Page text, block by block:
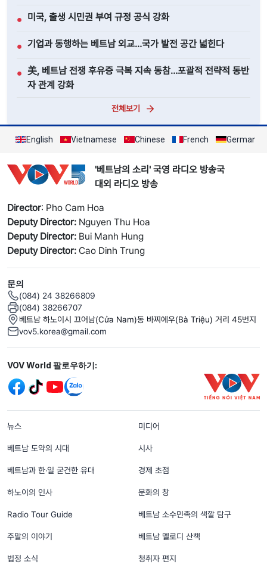
● 미국, 출생 시민권 부여 규정 공식 강화
● 기업과 동행하는 베트남 외교…국가 발전 공간 넓힌다
● 美, 베트남 전쟁 후유증 극복 지속 동참…포괄적 전략적 동반
자 관계 강화
전체보기
English Vietnamese Chinese French German
'베트남의 소리' 국영 라디오 방송국
대외 라디오 방송
Director: Pho Cam Hoa
Deputy Director: Nguyen Thu Hoa
Deputy Director: Bui Manh Hung
Deputy Director: Cao Dinh Trung
문의
(084) 24 38266809
(084) 38266707
베트남 하노이시 끄어남(Cửa Nam)동 바찌에우(Bà Triệu) 거리 45번지
vov5.korea@gmail.com
Mạng xã hội
VOV World 팔로우하기:
menu footer tiếng Hàn
뉴스 미디어
베트남 도약의 시대 시사
베트남과 한‧일 굳건한 유대 경제 초점
하노이의 인사 문화의 창
Radio Tour Guide 베트남 소수민족의 색깔 탐구
주말의 이야기 베트남 멜로디 산책
법정 소식 청취자 편지